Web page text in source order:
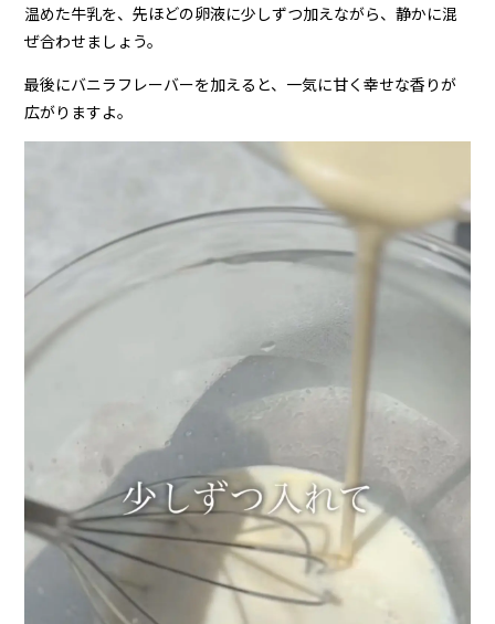
温めた牛乳を、先ほどの卵液に少しずつ加えながら、静かに混
ぜ合わせましょう。
最後にバニラフレーバーを加えると、一気に甘く幸せな香りが
広がりますよ。